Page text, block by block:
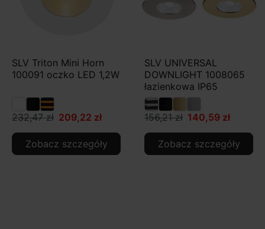
SLV Triton Mini Horn
100091 oczko LED 1,2W
232,47 zł 209,22 zł
Zobacz szczegóły
SLV UNIVERSAL
DOWNLIGHT 1008065
łazienkowa IP65
156,21 zł 140,59 zł
Zobacz szczegóły